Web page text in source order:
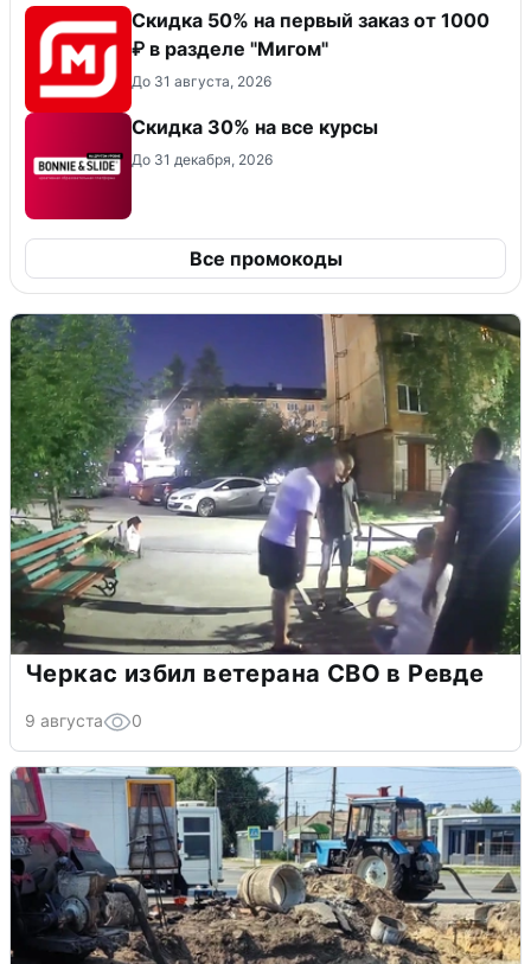
Скидка 50% на первый заказ от 1000
₽ в разделе "Мигом"
До 31 августа, 2026
Скидка 30% на все курсы
До 31 декабря, 2026
Все промокоды
Черкас избил ветерана СВО в Ревде
9 августа 0